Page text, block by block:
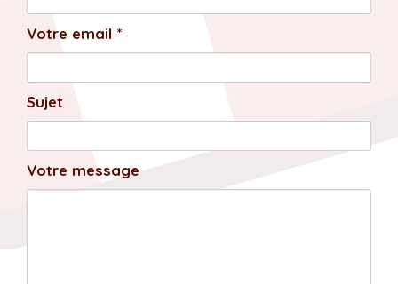
Votre email *
Sujet
Votre message